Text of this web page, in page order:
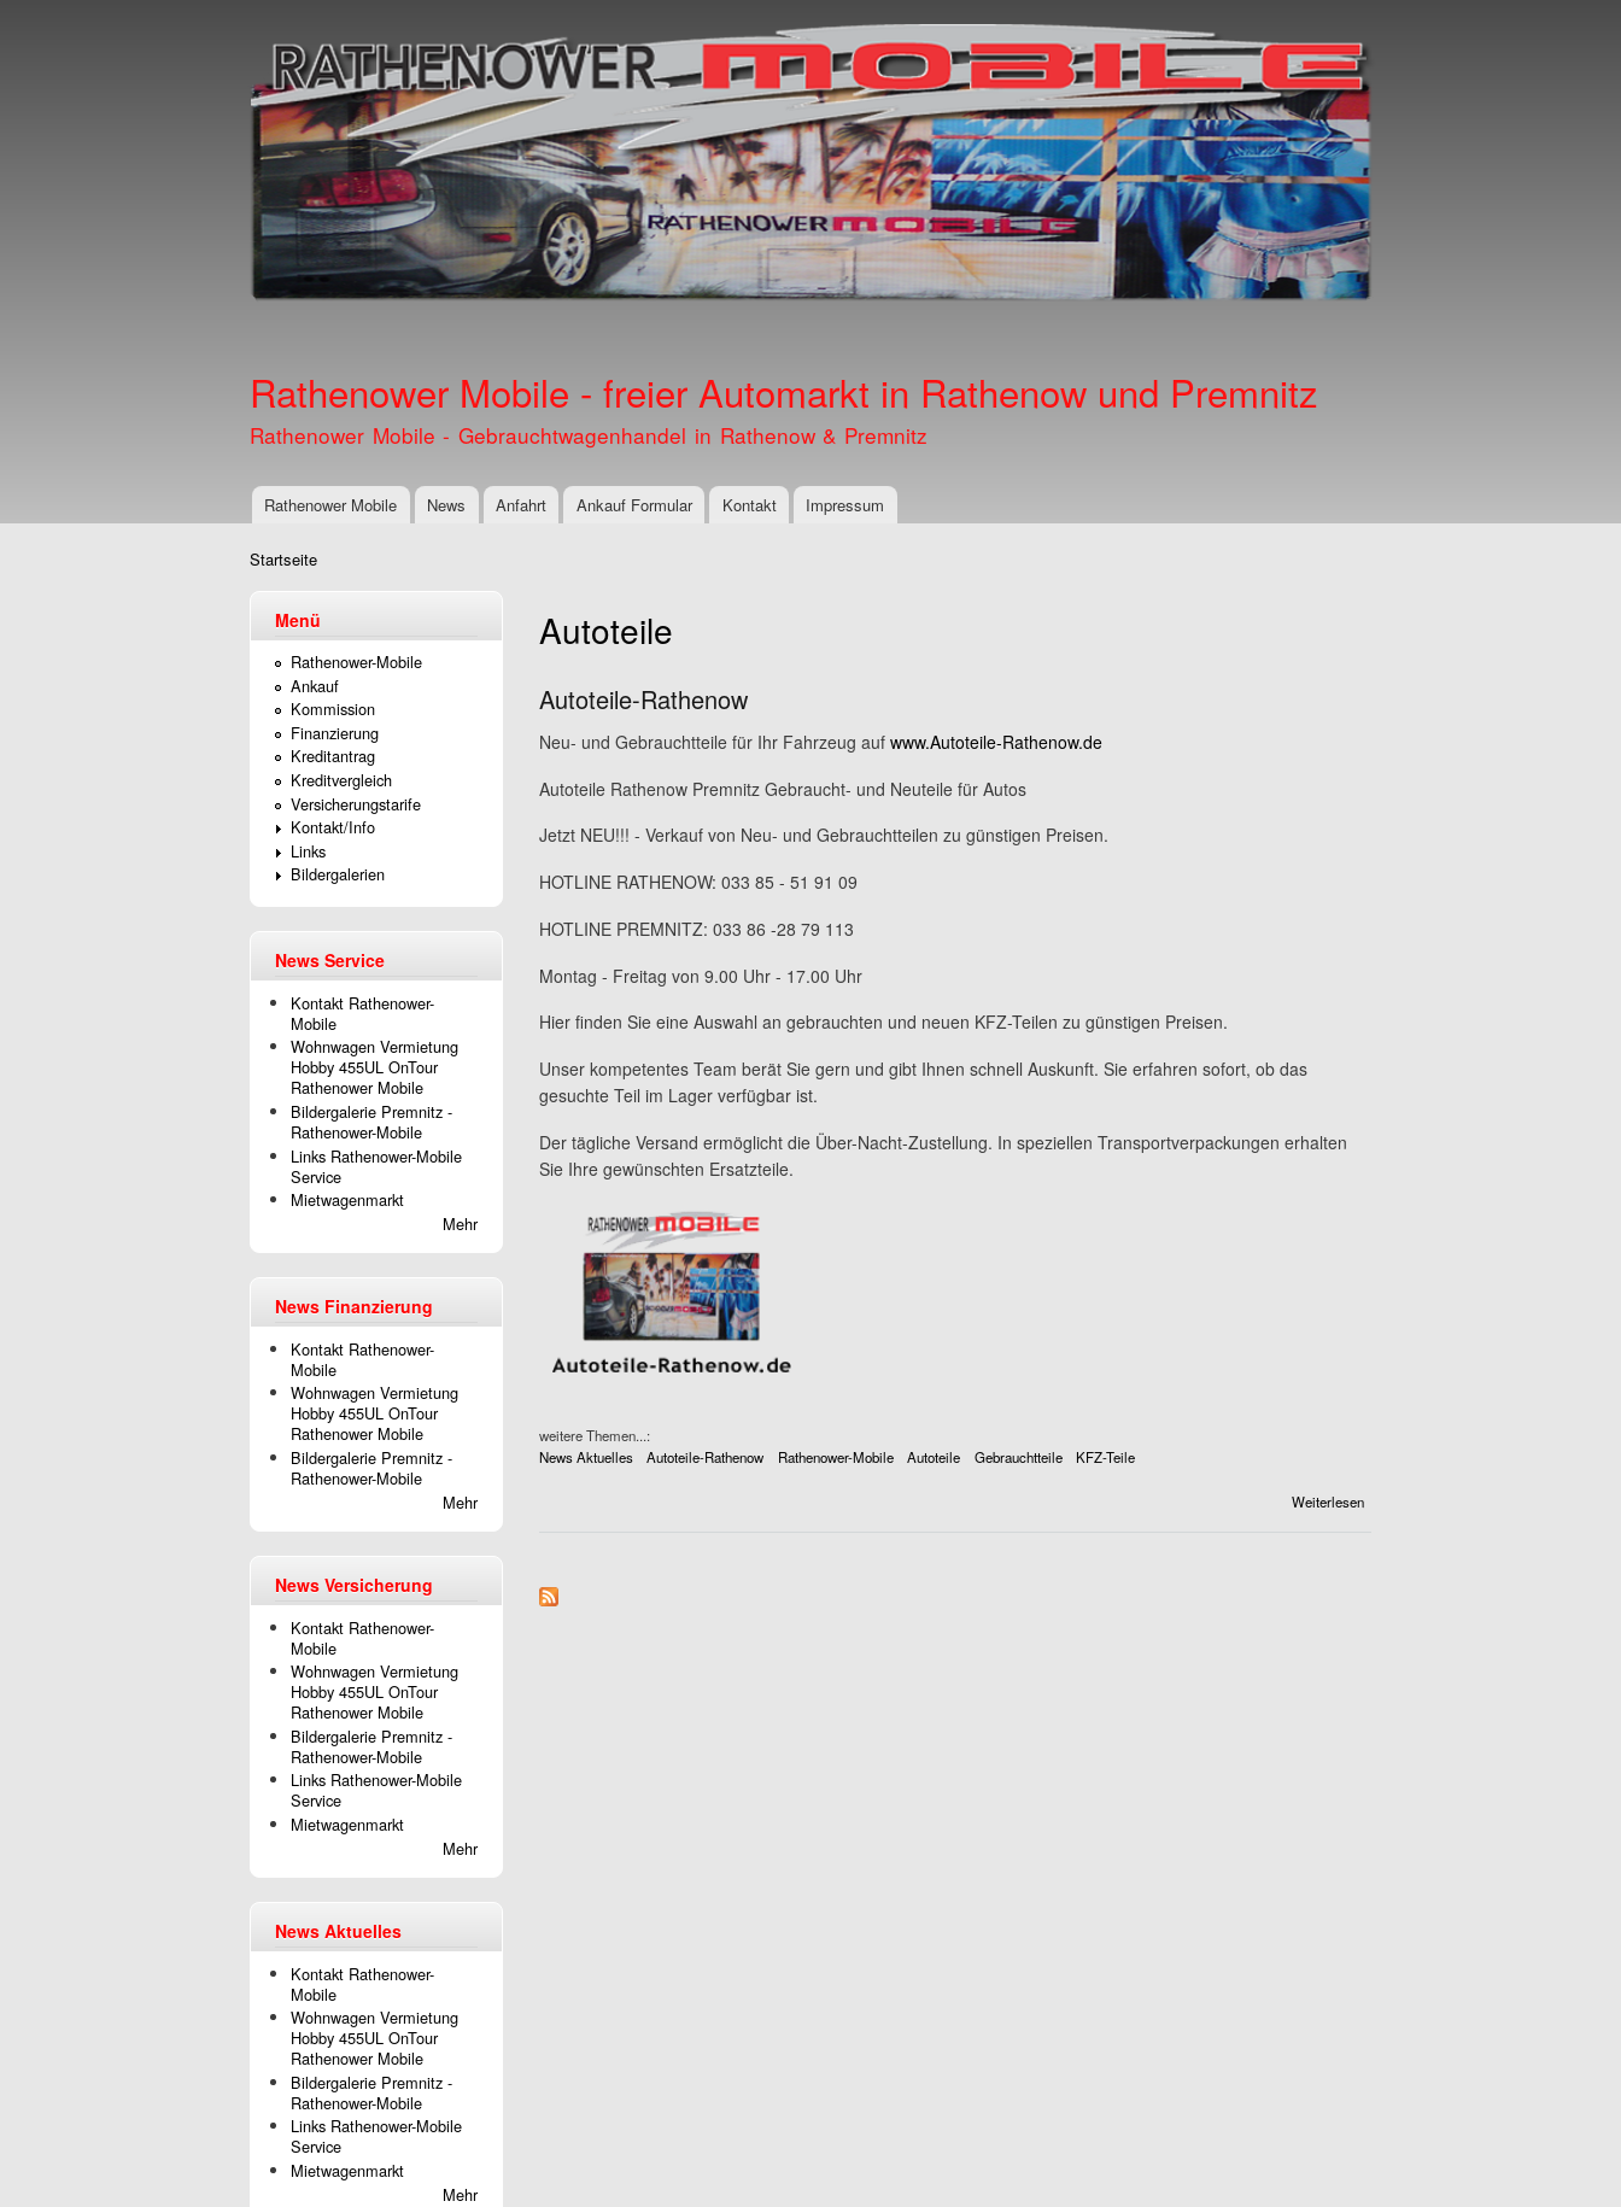
zum
Inhalt
Rathenower Mobile - freier Automarkt in Rathenow und Premnitz
Rathenower Mobile - Gebrauchtwagenhandel in Rathenow & Premnitz
Hauptmenü
Rathenower Mobile News Anfahrt Ankauf Formular Kontakt Impressum
Startseite
Menü
Rathenower-Mobile
Ankauf
Kommission
Finanzierung
Kreditantrag
Kreditvergleich
Versicherungstarife
Kontakt/Info
Links
Bildergalerien
News Service
Kontakt Rathenower-
Mobile
Wohnwagen Vermietung
Hobby 455UL OnTour
Rathenower Mobile
Bildergalerie Premnitz -
Rathenower-Mobile
Links Rathenower-Mobile
Service
Mietwagenmarkt
Mehr
News Finanzierung
Kontakt Rathenower-
Mobile
Wohnwagen Vermietung
Hobby 455UL OnTour
Rathenower Mobile
Bildergalerie Premnitz -
Rathenower-Mobile
Mehr
News Versicherung
Kontakt Rathenower-
Mobile
Wohnwagen Vermietung
Hobby 455UL OnTour
Rathenower Mobile
Bildergalerie Premnitz -
Rathenower-Mobile
Links Rathenower-Mobile
Service
Mietwagenmarkt
Mehr
News Aktuelles
Kontakt Rathenower-
Mobile
Wohnwagen Vermietung
Hobby 455UL OnTour
Rathenower Mobile
Bildergalerie Premnitz -
Rathenower-Mobile
Links Rathenower-Mobile
Service
Mietwagenmarkt
Mehr
Autoteile
Autoteile-Rathenow
Neu- und Gebrauchtteile für Ihr Fahrzeug auf www.Autoteile-Rathenow.de
Autoteile Rathenow Premnitz Gebraucht- und Neuteile für Autos
Jetzt NEU!!! - Verkauf von Neu- und Gebrauchtteilen zu günstigen Preisen.
HOTLINE RATHENOW: 033 85 - 51 91 09
HOTLINE PREMNITZ: 033 86 -28 79 113
Montag - Freitag von 9.00 Uhr - 17.00 Uhr
Hier finden Sie eine Auswahl an gebrauchten und neuen KFZ-Teilen zu günstigen Preisen.
Unser kompetentes Team berät Sie gern und gibt Ihnen schnell Auskunft. Sie erfahren sofort, ob das
gesuchte Teil im Lager verfügbar ist.
Der tägliche Versand ermöglicht die Über-Nacht-Zustellung. In speziellen Transportverpackungen erhalten
Sie Ihre gewünschten Ersatzteile.
weitere Themen...:
News Aktuelles
Autoteile-Rathenow Rathenower-Mobile Autoteile Gebrauchtteile KFZ-Teile
Weiterlesen